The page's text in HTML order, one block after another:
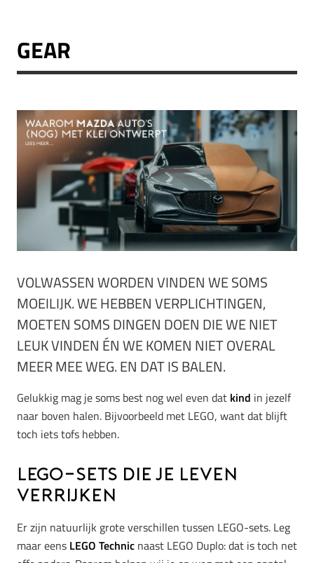
GEAR
VOLWASSEN WORDEN VINDEN WE SOMS
MOEILIJK. WE HEBBEN VERPLICHTINGEN,
MOETEN SOMS DINGEN DOEN DIE WE NIET
LEUK VINDEN ÉN WE KOMEN NIET OVERAL
MEER MEE WEG. EN DAT IS BALEN.
Gelukkig mag je soms best nog wel even dat kind in jezelf
naar boven halen. Bijvoorbeeld met LEGO, want dat blijft
toch iets tofs hebben.
LEGO-sets die je leven
verrijken
Er zijn natuurlijk grote verschillen tussen LEGO-sets. Leg
maar eens LEGO Technic naast LEGO Duplo: dat is toch net